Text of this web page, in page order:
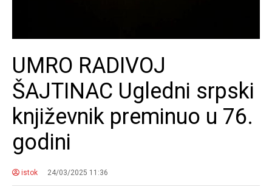
UMRO RADIVOJ
ŠAJTINAC Ugledni srpski
književnik preminuo u 76.
godini
istok 24/03/2025 11:36